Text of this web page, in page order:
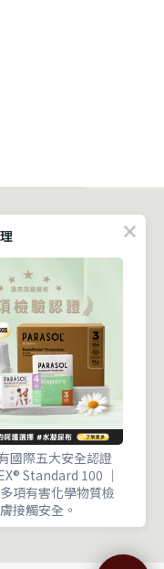
國際五大安全認證
Standard 100 ｜
項有害化學物質檢
接觸安全。
，成分透明且健康。